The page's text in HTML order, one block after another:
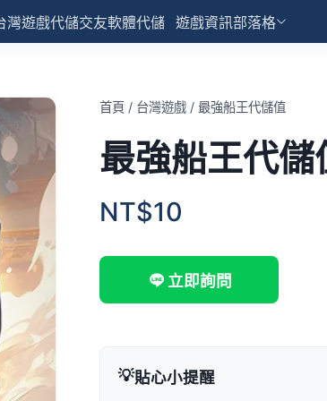
灣遊戲代儲交友軟體代儲 遊戲資訊部落格
首頁 / 台灣遊戲 /最強船王代儲值
最強船王代儲
NT$10
立即詢問
💡貼心小提醒